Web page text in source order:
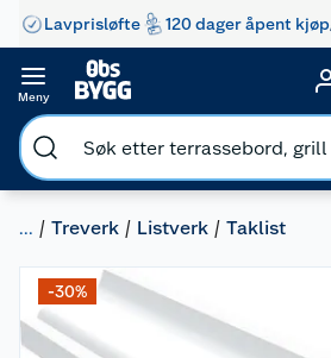
Lavprisløfte 120 dager åpent kjøp
Meny
... Treverk Listverk Taklist
-30%